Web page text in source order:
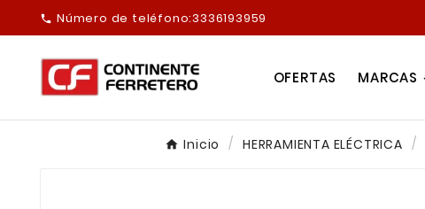
 Número de teléfono:3336193959
OFERTAS MARCAS
Inicio HERRAMIENTA ELÉCTRICA